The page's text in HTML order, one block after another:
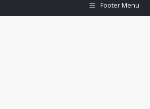
Footer Menu